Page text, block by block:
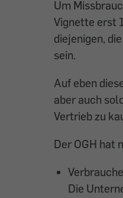
Um
Vignette erst
diejenigen,
sein.
Auf eben
aber auch
Vertrieb zu
Der OGH hat
Die